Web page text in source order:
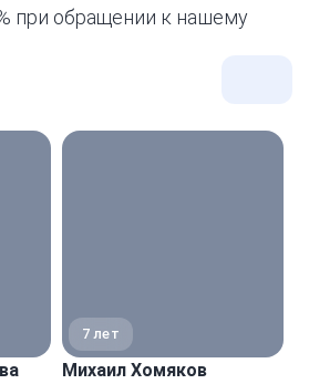
при обращении к нашему
7 лет
Михаил Хомяков